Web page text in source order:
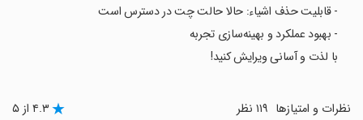
- قابلیت حذف اشیاء: حالا حالت چت در دسترس است
- بهبود عملکرد و بهینه‌سازی تجربه
با لذت و آسانی ویرایش کنید!
نظرات و امتیازها ۴.۳ از ۵